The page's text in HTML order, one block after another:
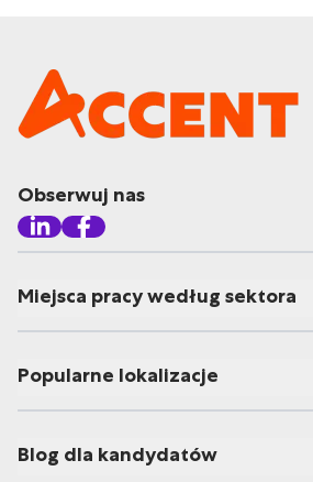
Obserwuj nas
Miejsca pracy według sektora
Popularne lokalizacje
Blog dla kandydatów